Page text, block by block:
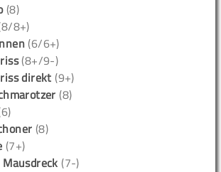
(8)
8+)
(6/6+)
(8+/9-)
direkt (9+)
(8)
(8)
(7+)
(7-)